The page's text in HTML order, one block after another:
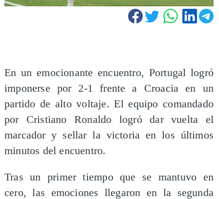
En un emocionante encuentro, Portugal logró
imponerse por 2-1 frente a Croacia en un
partido de alto voltaje. El equipo comandado
por Cristiano Ronaldo logró dar vuelta el
marcador y sellar la victoria en los últimos
minutos del encuentro.
Tras un primer tiempo que se mantuvo en
cero, las emociones llegaron en la segunda